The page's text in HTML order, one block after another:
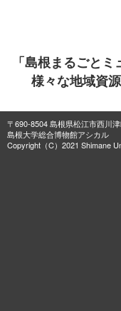
「島根まるごと
様々な地域資
〒690-8504 島根県松江市西川
島根大学総合博物館アシカル
Copyright（C）2021 Shimane